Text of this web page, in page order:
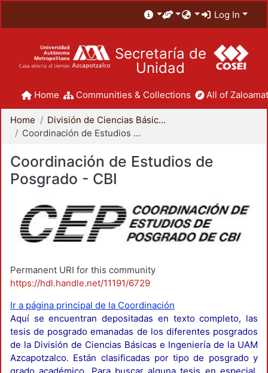
Log In
Secretaría de
Unidad
Home Communities & Collections All of
Home
División de Ciencias Básicas e Ingeniería
Coordinación de Estudios de Posgrado - CBI
Coordinación de Estudios de
Posgrado - CBI
Permanent URI for this community
https://hdl.handle.net/11191/6729
Ir a página principal de la Coordinación
Aquí se encuentran depositadas en texto completo, las
tesis de posgrado emanadas de los diferentes posgrados
de la División de Ciencias Básicas e Ingeniería de la UAM
Azcapotzalco. Están clasificadas por tipo de posgrado y